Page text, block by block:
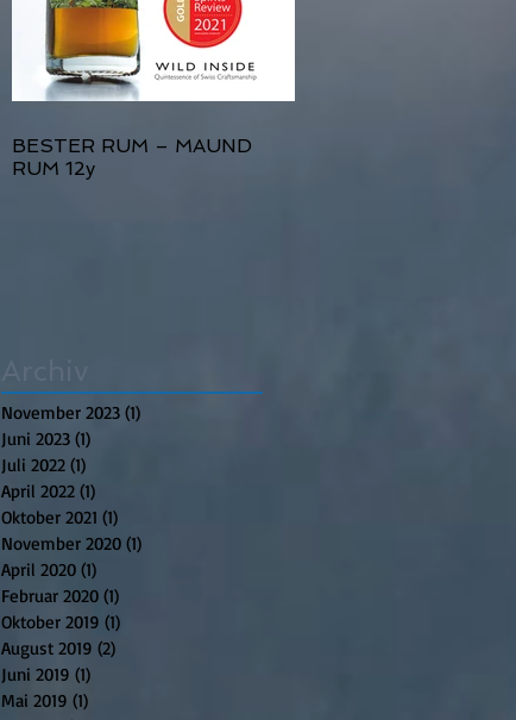
BESTER RUM – MAUND
RUM 12y
November 2023 (1)
Juni 2023 (1)
Juli 2022 (1)
April 2022 (1)
Oktober 2021 (1)
November 2020 (1)
April 2020 (1)
Februar 2020 (1)
Oktober 2019 (1)
August 2019 (2)
Juni 2019 (1)
Mai 2019 (1)